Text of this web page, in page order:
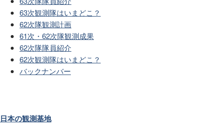
63次観測隊はいまどこ？
62次隊観測計画
61次・62次隊観測成果
62次隊隊員紹介
62次観測隊はいまどこ？
バックナンバー
日本の観測基地